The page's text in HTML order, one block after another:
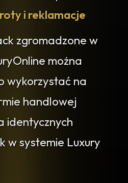
i reklamacje
zgromadzone w
można
wykorzystać na
handlowej
identycznych
w systemie Luxury